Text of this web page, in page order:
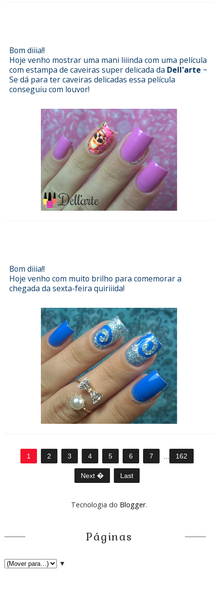
Bom diiia!!
Hoje venho mostrar uma mani liiinda com uma película
com estampa de caveiras super delicada da Dell'arte ~
Se dá para ter caveiras delicadas essa película
conseguiu com louvor!
Bom diiia!!
Hoje venho com muito brilho para comemorar a
chegada da sexta-feira quiriiida!
1 2 3 4 5 6 7 162
Next � Last
Tecnologia do Blogger.
Páginas
▼